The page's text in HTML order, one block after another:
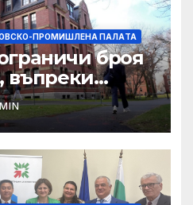
ПРОМИШЛЕНА ПАЛAТА
броя
въпреки
на